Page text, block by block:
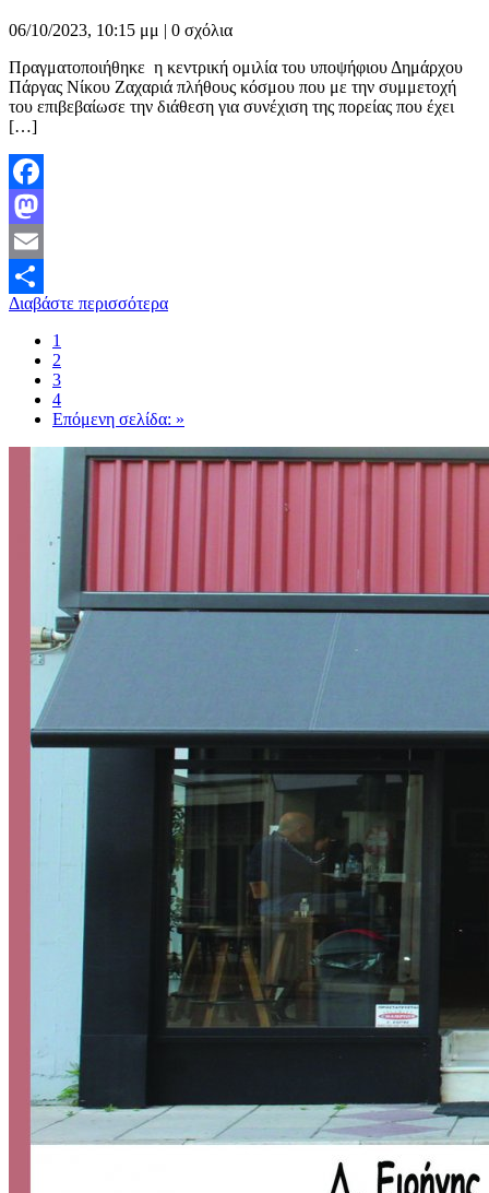
06/10/2023, 10:15 μμ | 0 σχόλια
Πραγματοποιήθηκε η κεντρική ομιλία του υποψήφιου Δημάρχου
Πάργας Νίκου Ζαχαριά πλήθους κόσμου που με την συμμετοχή
του επιβεβαίωσε την διάθεση για συνέχιση της πορείας που έχει
[…]
Facebook
Mastodon
Email
Μοιραστείτε
Διαβάστε περισσότερα
1
2
3
4
Επόμενη σελίδα: »